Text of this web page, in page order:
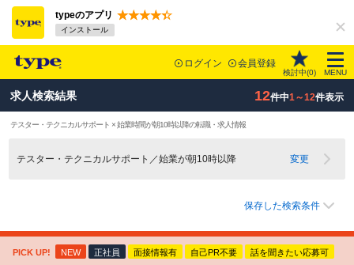
typeのアプリ
インストール
ログイン 会員登録
検討中(0) MENU
求人検索結果 12件中1～12件表示
テスター・テクニカルサポート × 始業時間が朝10時以降の転職・求人情報
テスター・テクニカルサポート／始業が朝10時以降 変更
保存した検索条件
PICK UP! NEW 正社員 面接情報有 自己PR不要 話を聞きたい応募可